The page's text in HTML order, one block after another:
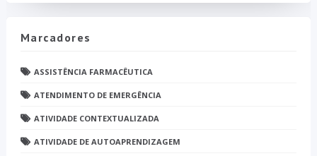
Marcadores
ASSISTÊNCIA FARMACÊUTICA
ATENDIMENTO DE EMERGÊNCIA
ATIVIDADE CONTEXTUALIZADA
ATIVIDADE DE AUTOAPRENDIZAGEM